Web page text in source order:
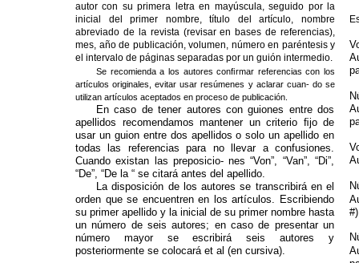
autor con su primera letra en mayúscula, seguido por la
inicial del primer nombre, título del artículo, nombre
abreviado de la revista (revisar en bases de referencias),
mes, año de publicación, volumen, número en paréntesis y
el intervalo de páginas separadas por un guión intermedio.
Se recomienda a los autores conﬁrmar referencias con los
artículos originales, evitar usar resúmenes y aclarar cuan- do se
utilizan artículos aceptados en proceso de publicación.
En caso de tener autores con guiones entre dos
apellidos recomendamos mantener un criterio ﬁjo de
usar un guion entre dos apellidos o solo un apellido en
todas las referencias para no llevar a confusiones.
Cuando existan las preposicio- nes “Von”, “Van”, “Di”,
“De”, “De la “ se citará antes del apellido.
La disposición de los autores se transcribirá en el
orden que se encuentren en los artículos. Escribiendo
su primer apellido y la inicial de su primer nombre hasta
un número de seis autores; en caso de presentar un
número mayor se escribirá seis autores y
posteriormente se colocará et al (en cursiva).